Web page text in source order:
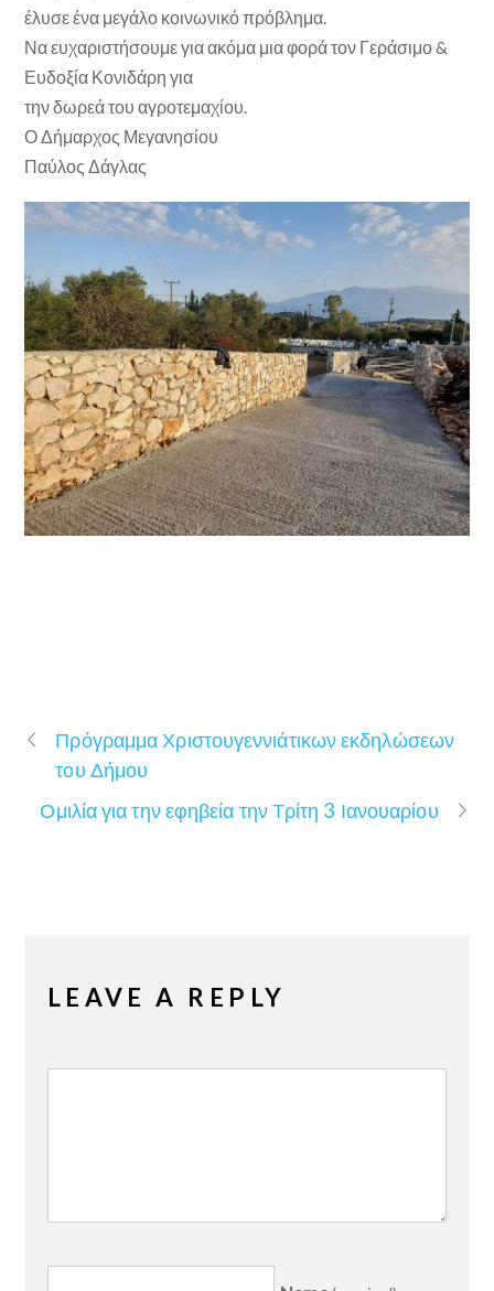
έλυσε ένα μεγάλο κοινωνικό πρόβλημα.
Να ευχαριστήσουμε για ακόμα μια φορά τον Γεράσιμο &
Ευδοξία Κονιδάρη για
την δωρεά του αγροτεμαχίου.
Ο Δήμαρχος Μεγανησίου
Παύλος Δάγλας
Πρόγραμμα Χριστουγεννιάτικων εκδηλώσεων
του Δήμου
Ομιλία για την εφηβεία την Τρίτη 3 Ιανουαρίου
LEAVE A REPLY